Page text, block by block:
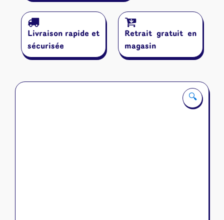
🔍
Arcana
Lux
Tenebrae
Livraison rapide et
sécurisée
Retrait gratuit en
magasin